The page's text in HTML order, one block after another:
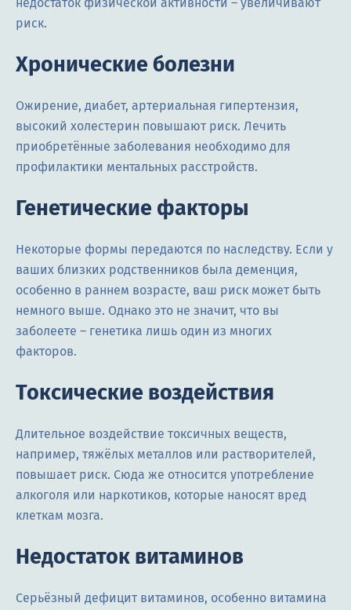
риск.
Хронические болезни
Ожирение, диабет, артериальная гипертензия,
высокий холестерин повышают риск. Лечить
приобретённые заболевания необходимо для
профилактики ментальных расстройств.
Генетические факторы
Некоторые формы передаются по наследству. Если у
ваших близких родственников была деменция,
особенно в раннем возрасте, ваш риск может быть
немного выше. Однако это не значит, что вы
заболеете – генетика лишь один из многих
факторов.
Токсические воздействия
Длительное воздействие токсичных веществ,
например, тяжёлых металлов или растворителей,
повышает риск. Сюда же относится употребление
алкоголя или наркотиков, которые наносят вред
клеткам мозга.
Недостаток витаминов
Серьёзный дефицит витаминов, особенно витамина